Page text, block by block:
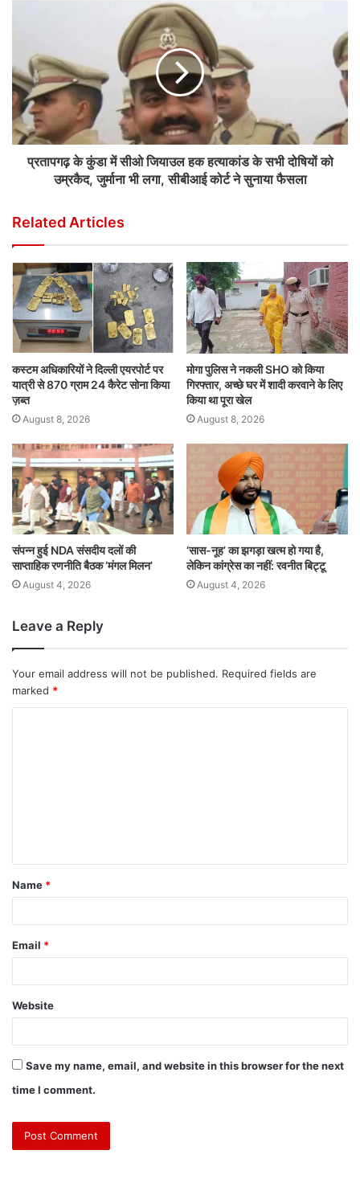
प्रतापगढ़ के कुंडा में सीओ जियाउल हक हत्याकांड के सभी दोषियों को
उम्रकैद, जुर्माना भी लगा, सीबीआई कोर्ट ने सुनाया फैसला
Related Articles
कस्टम अधिकारियों ने दिल्ली एयरपोर्ट पर
यात्री से 870 ग्राम 24 कैरेट सोना किया
ज़ब्त
August 8, 2026
मोगा पुलिस ने नकली SHO को किया
गिरफ्तार, अच्छे घर में शादी करवाने के लिए
किया था पूरा खेल
August 8, 2026
संपन्न हुई NDA संसदीय दलों की
साप्ताहिक रणनीति बैठक ‘मंगल मिलन’
August 4, 2026
‘सास-नूह’ का झगड़ा खत्म हो गया है,
लेकिन कांग्रेस का नहीं: रवनीत बिट्टू
August 4, 2026
Leave a Reply
Your email address will not be published. Required fields are
marked *
Name *
Email *
Website
Save my name, email, and website in this browser for the next
time I comment.